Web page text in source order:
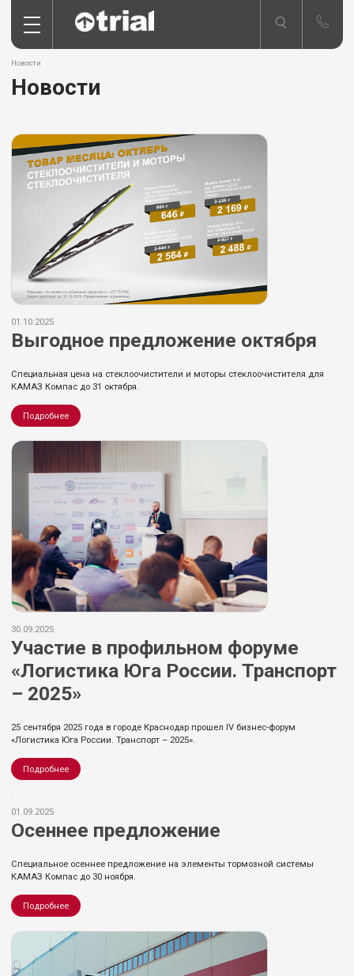
Новости
Новости
01.10.2025
Выгодное предложение октября
Специальная цена на стеклоочистители и моторы стеклоочистителя для
КАМАЗ Компас до 31 октября.
Подробнее
30.09.2025
Участие в профильном форуме
«Логистика Юга России. Транспорт
– 2025»
25 сентября 2025 года в городе Краснодар прошел IV бизнес-форум
«Логистика Юга России. Транспорт – 2025».
Подробнее
01.09.2025
Осеннее предложение
Специальное осеннее предложение на элементы тормозной системы
КАМАЗ Компас до 30 ноября.
Подробнее